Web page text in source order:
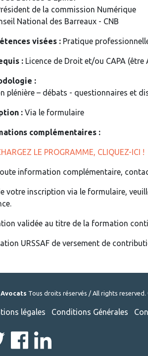
de la commission Numérique
National des Barreaux - CNB
visées : Pratique
: Licence de Droit et/ou CAPA (être
:
plénière – débats - questionnaires et
: Via le formulaire
complémentaires :
LE PROGRAMME, CLIQUEZ-ICI !
information complémentaire,
votre inscription via le formulaire,
validée au titre de la formation
URSSAF de versement de
Avocats Tous droits réservés / All rights reserved.
légales Conditions Générales